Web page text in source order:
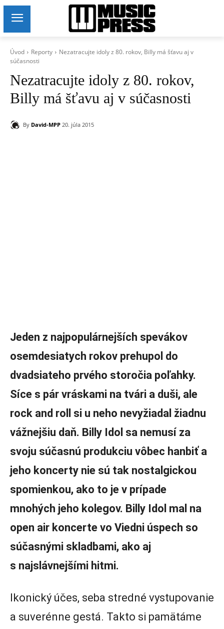
Úvod Reporty
Nezatracujte idoly z 80. rokov, Billy má šťavu aj v
súčasnosti
Nezatracujte idoly z 80. rokov,
Billy má šťavu aj v súčasnosti
By David-MPP 20. júla 2015
Jeden z najpopulárnejších spevákov
osemdesiatych rokov prehupol do
dvadsiateho prvého storočia poľahky.
Síce s pár vráskami na tvári a duši, ale
rock and roll si u neho nevyžiadal žiadnu
vážnejšiu daň. Billy Idol sa nemusí za
svoju súčasnú produkciu vôbec hanbiť a
jeho koncerty nie sú tak nostalgickou
spomienkou, ako to je v prípade
mnohých jeho kolegov. Billy Idol mal na
open air koncerte vo Viedni úspech so
súčasnými skladbami, ako aj
s najslávnejšími hitmi.
Ikonický účes, seba stredné vystupovanie
a suverénne gestá. Takto si pamätáme